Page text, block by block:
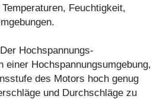
Feuchtigkeit,
Der Hochspannungs-
einer Hochspannungsumgebung,
des Motors hoch genug
und Durchschläge zu